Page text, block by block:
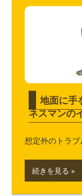
地面に手
ネスマンの
想定外のトラ
続きを見る